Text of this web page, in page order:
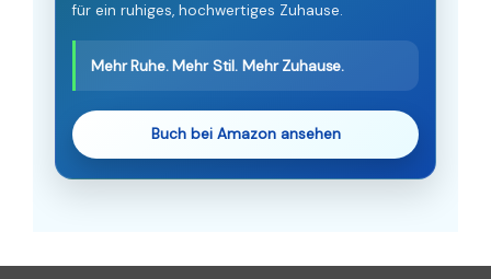
für ein ruhiges, hochwertiges Zuhause.
Mehr Ruhe. Mehr Stil. Mehr Zuhause.
Buch bei Amazon ansehen